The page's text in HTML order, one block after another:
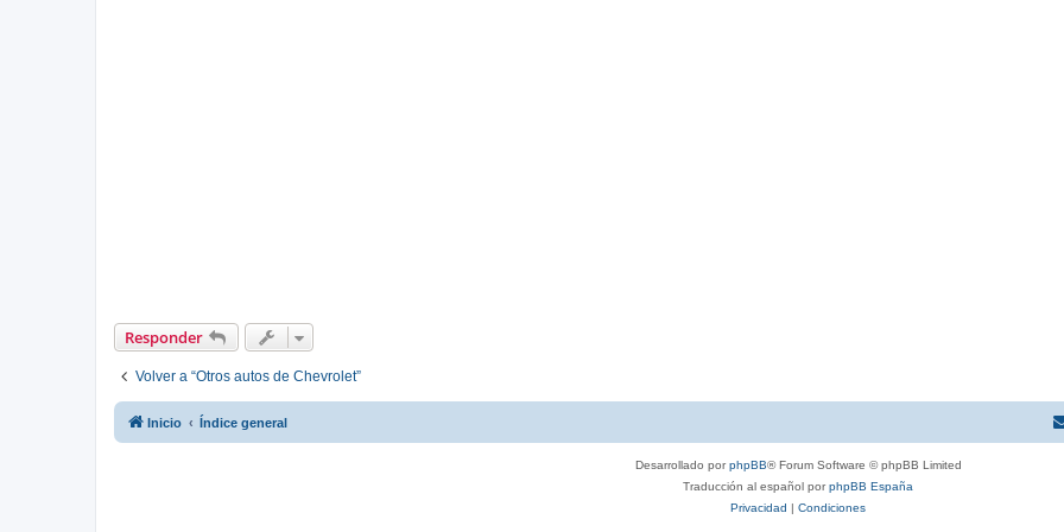
Responder
Volver a “Otros autos de Chevrolet”
Inicio Índice general
Desarrollado porphpBB® Forum Software © phpBB Limited
Traducción al español porphpBB España
Privacidad | Condiciones